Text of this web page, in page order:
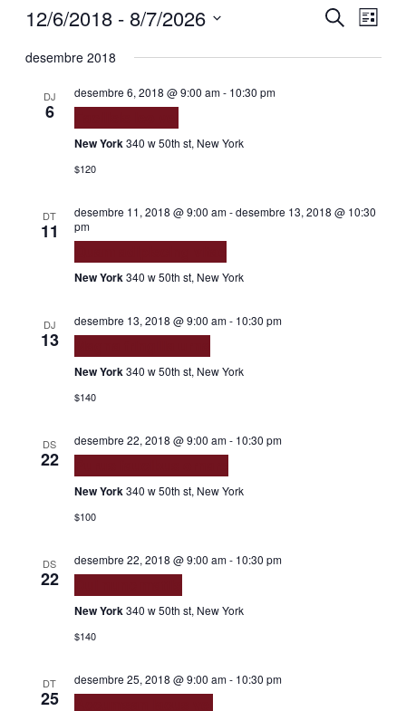
SearchList
12/6/2018 - 8/7/2026
date.
desembre 2018
DJ
6
desembre 6, 2018 @ 9:00 am- 10:30 pm
New York340 w 50th st, New York
$120
DT
11
desembre 11, 2018 @ 9:00 am-desembre 13, 2018 @ 10:30
pm
New York340 w 50th st, New York
DJ
13
desembre 13, 2018 @ 9:00 am- 10:30 pm
New York340 w 50th st, New York
$140
DS
22
desembre 22, 2018 @ 9:00 am- 10:30 pm
New York340 w 50th st, New York
$100
DS
22
desembre 22, 2018 @ 9:00 am- 10:30 pm
New York340 w 50th st, New York
$140
DT
25
desembre 25, 2018 @ 9:00 am- 10:30 pm